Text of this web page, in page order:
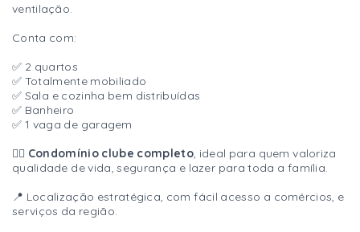
ventilação.
Conta com:
✅ 2 quartos
✅ Totalmente mobiliado
✅ Sala e cozinha bem distribuídas
✅ Banheiro
✅ 1 vaga de garagem
🏊‍♂️ Condomínio clube completo, ideal para quem valoriza
qualidade de vida, segurança e lazer para toda a família.
📍 Localização estratégica, com fácil acesso a comércios, e
serviços da região.